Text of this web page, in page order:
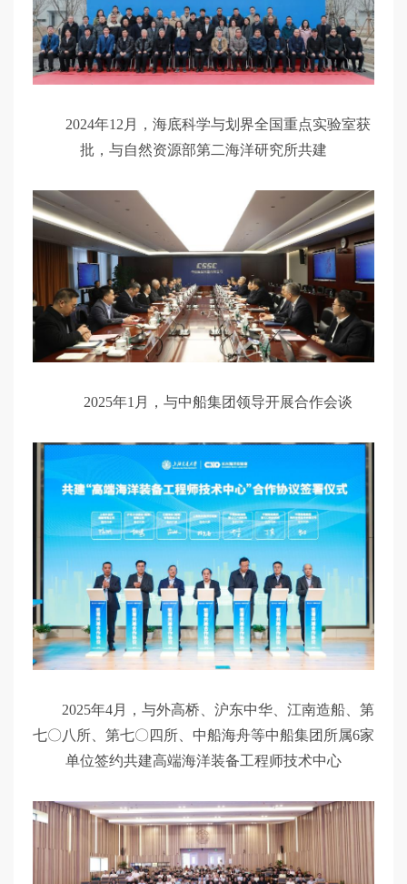
2024年12月，海底科学与划界全国重点实验室获
批，与自然资源部第二海洋研究所共建
2025年1月，与中船集团领导开展合作会谈
2025年4月，与外高桥、沪东中华、江南造船、第
七〇八所、第七〇四所、中船海舟等中船集团所属6家
单位签约共建高端海洋装备工程师技术中心